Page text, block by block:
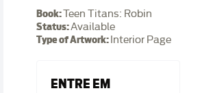
Book:Teen Titans: Robin
Status:Available
Type of Artwork: Interior Page
ENTRE EM